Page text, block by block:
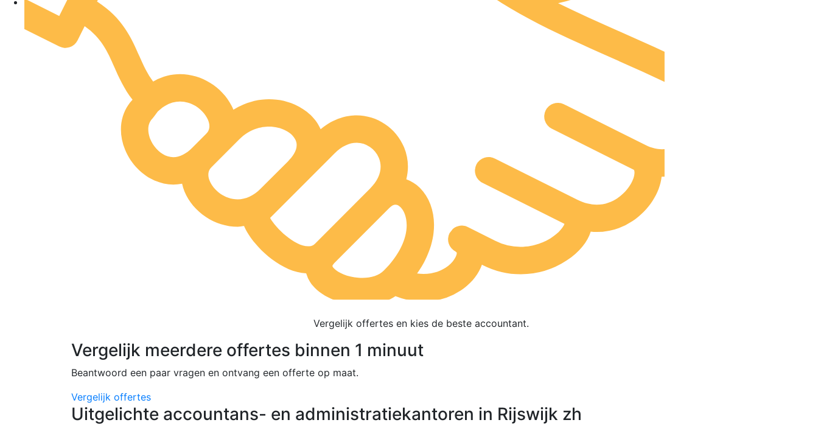
Vergelijk offertes en kies de beste accountant.
Vergelijk meerdere offertes binnen 1 minuut
Beantwoord een paar vragen en ontvang een offerte op maat.
Vergelijk offertes
Uitgelichte accountans- en administratiekantoren in Rijswijk zh